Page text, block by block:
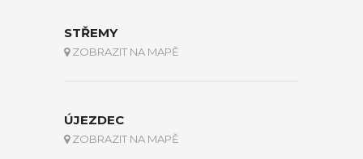
STŘEMY
ZOBRAZIT NA MAPĚ
ÚJEZDEC
ZOBRAZIT NA MAPĚ